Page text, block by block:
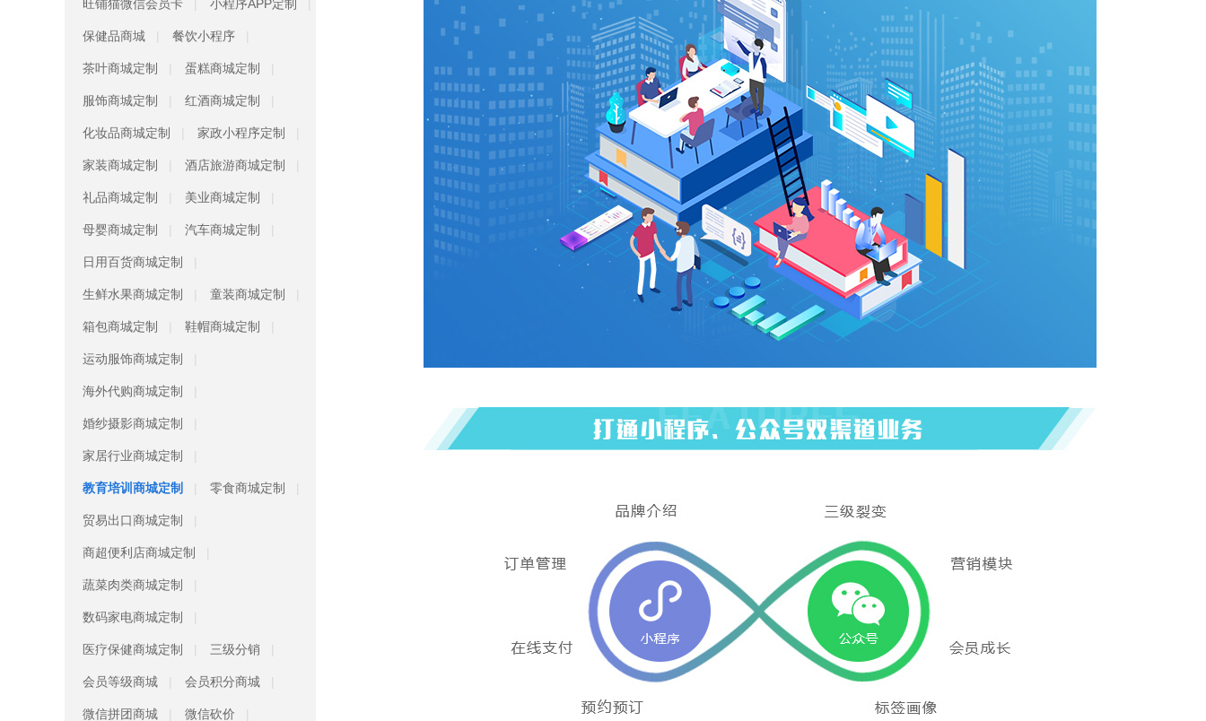
旺铺猫微信会员卡 小程序APP定制
保健品商城 餐饮小程序
茶叶商城定制 蛋糕商城定制
服饰商城定制 红酒商城定制
化妆品商城定制 家政小程序定制
家装商城定制 酒店旅游商城定制
礼品商城定制 美业商城定制
母婴商城定制 汽车商城定制
日用百货商城定制
生鲜水果商城定制 童装商城定制
箱包商城定制 鞋帽商城定制
运动服饰商城定制
海外代购商城定制
婚纱摄影商城定制
家居行业商城定制
教育培训商城定制 零食商城定制
贸易出口商城定制
商超便利店商城定制
蔬菜肉类商城定制
数码家电商城定制
医疗保健商城定制 三级分销
会员等级商城 会员积分商城
微信拼团商城 微信砍价